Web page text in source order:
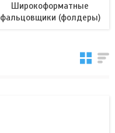
Широкоформатные
фальцовщики (фолдеры)